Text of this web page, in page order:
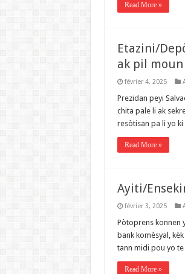
Read More »
Etazini/
ak pil
février 4, 2025
Prezidan peyi
chita pale li ak
resòtisan pa li yo
Read More »
Ayiti/
février 3, 2025
Pòtoprens konnen
bank komèsyal,
tann midi pou yo
Read More »